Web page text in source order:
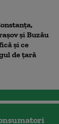
și Buzău
și ce
de țară